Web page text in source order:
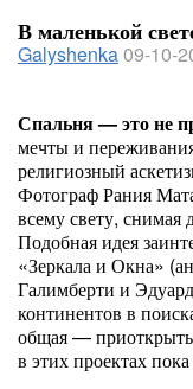
В маленькой
Galyshenka09-10-
Спальня — это не
мечты и
религиозный
Фотограф Рания
всему свету, снимая
Подобная идея
«Зеркала и Окна»
Галимберти и
континентов в
общая —
в этих проектах